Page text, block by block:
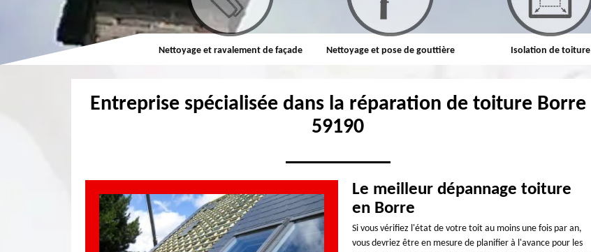
Couvreur Nettoyage et ravalement de façade Nettoyage et pose de gouttière Isolation de toiture
Entreprise spécialisée dans la réparation de toiture Borre
59190
Le meilleur dépannage toiture
en Borre
Si vous vérifiez l'état de votre toit au moins une fois par an,
vous devriez être en mesure de planifier à l'avance pour les